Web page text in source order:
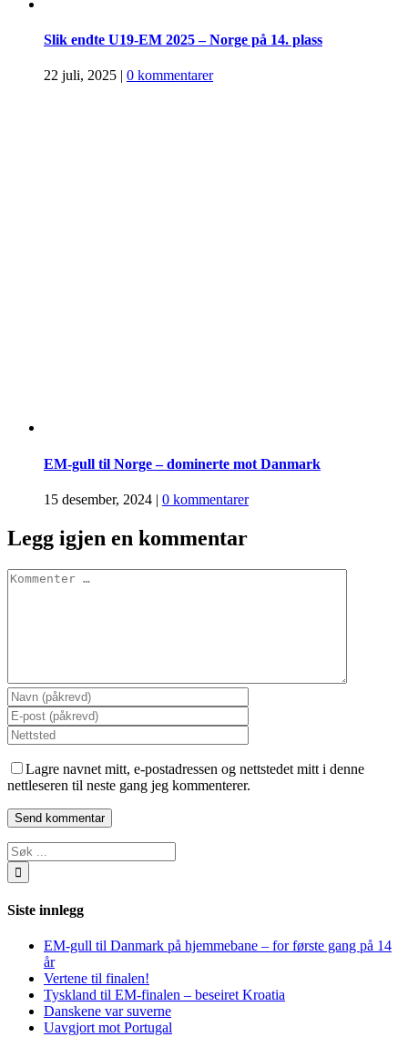
Slik endte U19-EM 2025 – Norge på 14. plass
22 juli, 2025 0 kommentarer
EM-gull til Norge – dominerte mot Danmark
15 desember, 2024 | 0 kommentarer
Legg igjen en kommentar
Comment
Lagre navnet mitt, e-postadressen og nettstedet mitt i denne
nettleseren til neste gang jeg kommenterer.
Søk
…
Siste innlegg
EM-gull til Danmark på hjemmebane – for første gang på 14
år
Vertene til finalen!
Tyskland til EM-finalen – beseiret Kroatia
Danskene var suverne
Uavgjort mot Portugal